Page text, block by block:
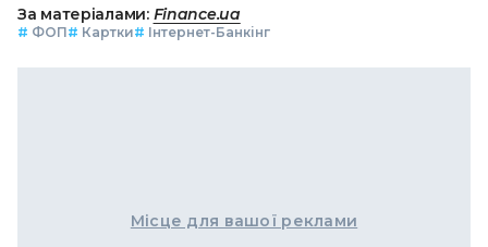
За матеріалами: Finance.ua
# ФОП# Картки# Інтернет-Банкінг
Місце для вашої реклами